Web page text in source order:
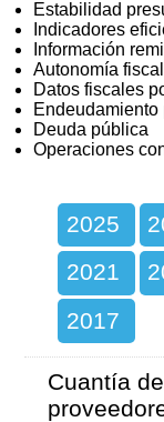
Estabilidad
Indicadores
Información
Autonomía fiscal
Datos fiscales
Endeudamiento
Deuda pública
Operaciones
2025
2021
2017
Cuantía